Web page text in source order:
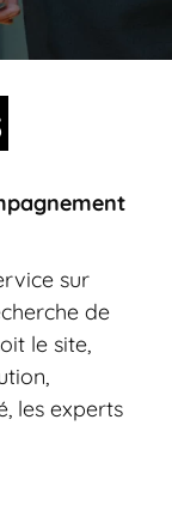
sur
de
le site,
les experts